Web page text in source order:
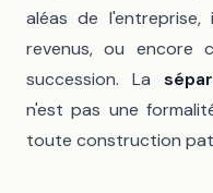
aléas de
revenus, ou encore
succession. La
n'est pas une
toute construction